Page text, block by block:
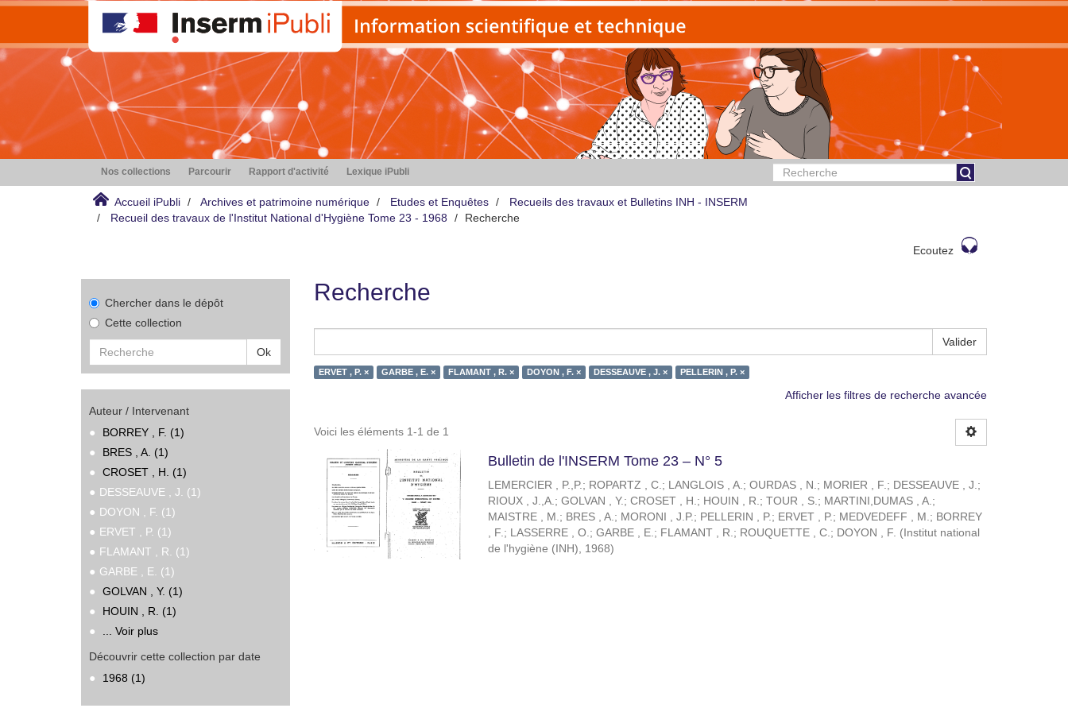
Nos collections Parcourir Rapport d'activité Lexique iPubli
Accueil iPubli Archives et patrimoine numérique Etudes et Enquêtes
Recueils des travaux et Bulletins INH - INSERM
Recueil des travaux de l'Institut National d'Hygiène Tome 23 - 1968
Recherche
Ecoutez
Chercher dans le dépôt
Cette collection
Ok
Auteur / Intervenant
BORREY , F. (1)
BRES , A. (1)
CROSET , H. (1)
DESSEAUVE , J. (1)
DOYON , F. (1)
ERVET , P. (1)
FLAMANT , R. (1)
GARBE , E. (1)
GOLVAN , Y. (1)
HOUIN , R. (1)
... Voir plus
Découvrir cette collection par date
1968 (1)
Recherche
Valider
ERVET , P. × GARBE , E. × FLAMANT , R. × DOYON , F. × DESSEAUVE , J. × PELLERIN , P. ×
Afficher les filtres de recherche avancée
Voici les éléments 1-1 de 1
Bulletin de l'INSERM Tome 23 – N° 5
LEMERCIER , P.,P.; ROPARTZ , C.; LANGLOIS , A.; OURDAS , N.; MORIER , F.; DESSEAUVE , J.;
RIOUX , J.,A.; GOLVAN , Y.; CROSET , H.; HOUIN , R.; TOUR , S.; MARTINI,DUMAS , A.;
MAISTRE , M.; BRES , A.; MORONI , J.P.; PELLERIN , P.; ERVET , P.; MEDVEDEFF , M.; BORREY
, F.; LASSERRE , O.; GARBE , E.; FLAMANT , R.; ROUQUETTE , C.; DOYON , F. (Institut national
de l'hygiène (INH), 1968)